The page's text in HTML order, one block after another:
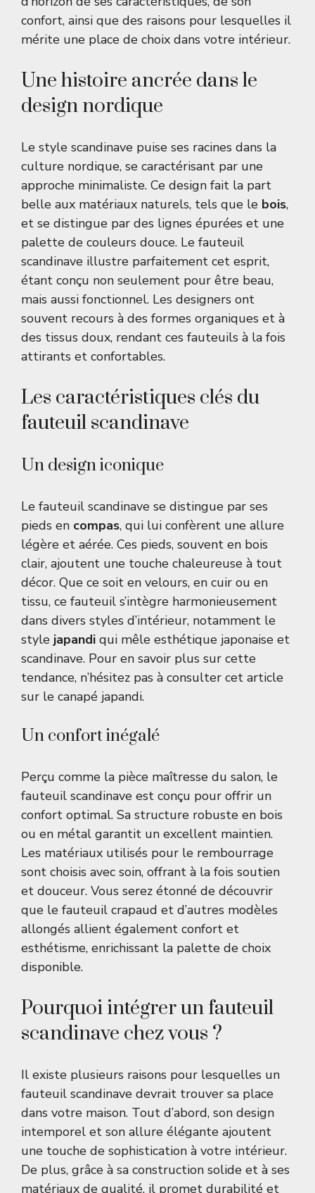
confort, ainsi que des raisons pour lesquelles il
mérite une place de choix dans votre intérieur.
Une histoire ancrée dans le
design nordique
Le style scandinave puise ses racines dans la
culture nordique, se caractérisant par une
approche minimaliste. Ce design fait la part
belle aux matériaux naturels, tels que le bois,
et se distingue par des lignes épurées et une
palette de couleurs douce. Le fauteuil
scandinave illustre parfaitement cet esprit,
étant conçu non seulement pour être beau,
mais aussi fonctionnel. Les designers ont
souvent recours à des formes organiques et à
des tissus doux, rendant ces fauteuils à la fois
attirants et confortables.
Les caractéristiques clés du
fauteuil scandinave
Un design iconique
Le fauteuil scandinave se distingue par ses
pieds en compas, qui lui confèrent une allure
légère et aérée. Ces pieds, souvent en bois
clair, ajoutent une touche chaleureuse à tout
décor. Que ce soit en velours, en cuir ou en
tissu, ce fauteuil s’intègre harmonieusement
dans divers styles d’intérieur, notamment le
style japandi qui mêle esthétique japonaise et
scandinave. Pour en savoir plus sur cette
tendance, n’hésitez pas à consulter cet article
sur le canapé japandi.
Un confort inégalé
Perçu comme la pièce maîtresse du salon, le
fauteuil scandinave est conçu pour offrir un
confort optimal. Sa structure robuste en bois
ou en métal garantit un excellent maintien.
Les matériaux utilisés pour le rembourrage
sont choisis avec soin, offrant à la fois soutien
et douceur. Vous serez étonné de découvrir
que le fauteuil crapaud et d’autres modèles
allongés allient également confort et
esthétisme, enrichissant la palette de choix
disponible.
Pourquoi intégrer un fauteuil
scandinave chez vous ?
Il existe plusieurs raisons pour lesquelles un
fauteuil scandinave devrait trouver sa place
dans votre maison. Tout d’abord, son design
intemporel et son allure élégante ajoutent
une touche de sophistication à votre intérieur.
De plus, grâce à sa construction solide et à ses
matériaux de qualité, il promet durabilité et